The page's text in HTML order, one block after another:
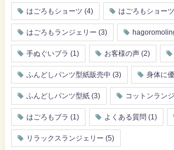
はごろもショーツ (4) はごろもショーツ
はごろもランジェリー (3)
手ぬぐいブラ (1) お客様の声 (2)
ふんどしパンツ型紙販売中 (3) 身体に
ふんどしパンツ型紙 (3) コットンラン
はごろもブラ (1) よくある質問 (1)
リラックスランジェリー (5)